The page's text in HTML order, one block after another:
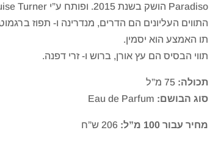
Paradiso הושק בשנת 2015. ופותח ע”י Louise Turner.
התווים העליונים הם הדרים, מנדרינה ו- תפוז
תו האמצע הוא יסמין.
תווי הבסיס הם עץ אורן, ברוש ו- זרי דפנה.
תכולה:
סוג הבושם:
מחיר עבור 100 מ”ל: 206 ש”ח